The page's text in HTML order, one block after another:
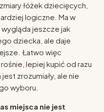
łóżek dziecięcych,
logiczne. Ma w
jeszcze jak
dziecka, ale daje
Łatwo więc
lepiej kupić od razu
zrozumiały, ale nie
wyboru.
miejsca nie jest